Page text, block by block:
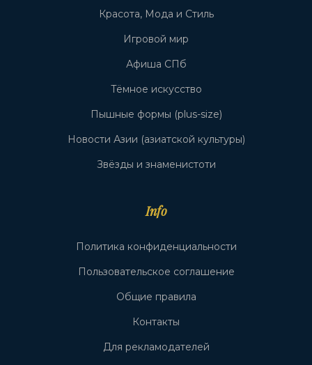
Красота, Мода и Стиль
Игровой мир
Афиша СПб
Тёмное искусство
Пышные формы (plus-size)
Новости Азии (азиатской культуры)
Звёзды и знаменистоти
Info
Политика конфиденциальности
Пользовательское соглашение
Общие правила
Контакты
Для рекламодателей